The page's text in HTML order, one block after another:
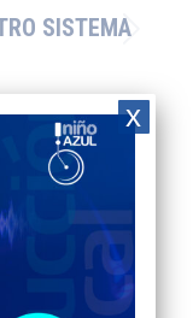
SISTEMA
x